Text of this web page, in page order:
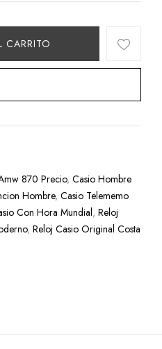
CARRITO
870 Precio,Casio Hombre
Hombre,Casio Telememo
Con Hora Mundial,Reloj
,Reloj Casio Original Costa